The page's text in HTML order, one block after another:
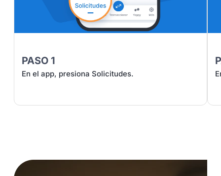
PASO 1
En el app, presiona Solicitudes.